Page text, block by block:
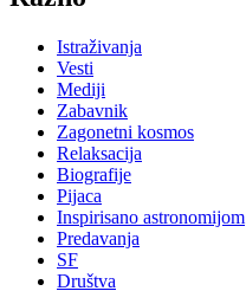
Istraživanja
Vesti
Mediji
Zabavnik
Zagonetni kosmos
Relaksacija
Biografije
Pijaca
Inspirisano astronomijom
Predavanja
SF
Društva